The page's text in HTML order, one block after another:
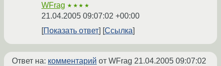
WFrag ★★★★
21.04.2005 09:07:02 +00:00
Показать ответ
Ссылка
Ответ на: комментарий от WFrag 21.04.2005 09:07:02